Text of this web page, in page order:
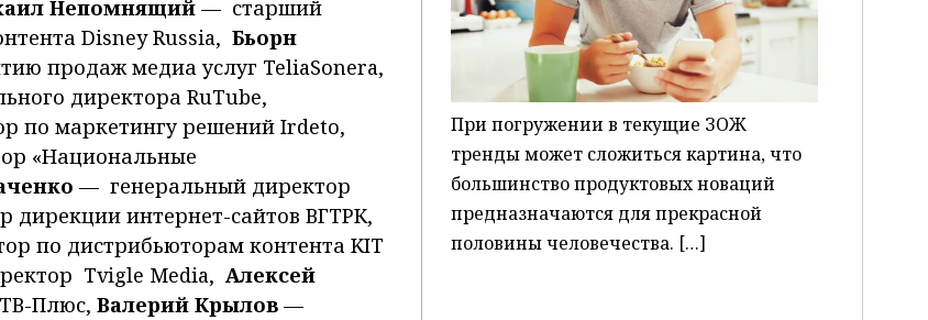
Непомнящий — старший
Disney Russia, Бьорн
продаж медиа услуг TeliaSonera,
директора RuTube,
по маркетингу решений Irdeto,
«Национальные
— генеральный директор
дирекции интернет-сайтов ВГТРК,
по дистрибьюторам контента KIT
Tvigle Media, Алексей
Плюс, Валерий Крылов —
При погружении в текущие ЗОЖ
тренды может сложиться картина, что
большинство продуктовых новаций
предназначаются для прекрасной
половины человечества. […]